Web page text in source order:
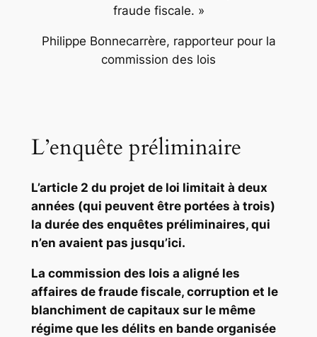
fraude fiscale. »
Philippe Bonnecarrère, rapporteur pour la
commission des lois
L’enquête préliminaire
L’article 2 du projet de loi limitait à deux
années (qui peuvent être portées à trois)
la durée des enquêtes préliminaires, qui
n’en avaient pas jusqu’ici.
La commission des lois a aligné les
affaires de fraude fiscale, corruption et le
blanchiment de capitaux sur le même
régime que les délits en bande organisée